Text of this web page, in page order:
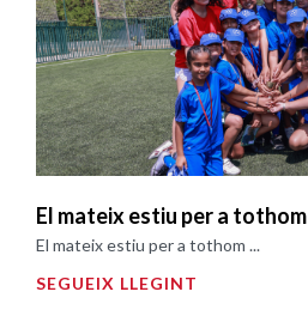
El mateix estiu per a tothom
El mateix estiu per a tothom ...
SEGUEIX LLEGINT